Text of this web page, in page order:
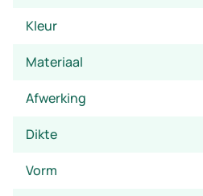
Kleur
Materiaal
Afwerking
Dikte
Vorm